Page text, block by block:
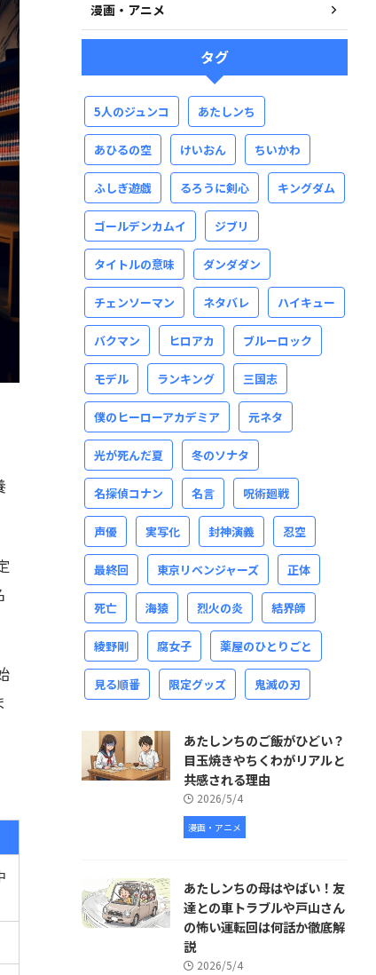
漫画・アニメ
タグ
5人のジュンコ あたしンち
あひるの空 けいおん ちいかわ
ふしぎ遊戯 るろうに剣心 キングダム
ゴールデンカムイ ジブリ
タイトルの意味 ダンダダン
チェンソーマン ネタバレ ハイキュー
バクマン ヒロアカ ブルーロック
モデル ランキング 三国志
僕のヒーローアカデミア 元ネタ
光が死んだ夏 冬のソナタ
名探偵コナン 名言 呪術廻戦
声優 実写化 封神演義 忍空
最終回 東京リベンジャーズ 正体
死亡 海猿 烈火の炎 結界師
綾野剛 腐女子 薬屋のひとりごと
見る順番 限定グッズ 鬼滅の刃
あたしンちのご飯がひどい？
目玉焼きやちくわがリアルと
共感される理由
2026/5/4
漫画・アニメ
あたしンちの母はやばい！友
達との車トラブルや戸山さん
の怖い運転回は何話か徹底解
説
2026/5/4